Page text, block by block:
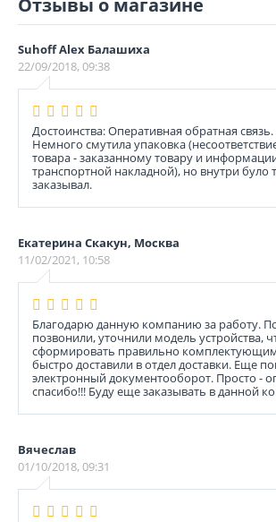
Отзывы о магазине
Suhoff Alex Балашиха
22/09/2018, 09:38
Достоинства: Оперативная обратная связь.
Немного смутила упаковка
товара - заказанному товару и
транспортной накладной), но внутри було
заказывал.
Екатерина Скакун, Москва
11/02/2021, 10:58
Благодарю данную компанию за работу.
позвонили, уточнили модель устройства,
сформировать правильно
быстро доставили в отдел доставки. Еще
электронный документооборот. Просто -
спасибо!!! Буду еще заказывать в данной
Вячеслав
01/10/2018, 09:31